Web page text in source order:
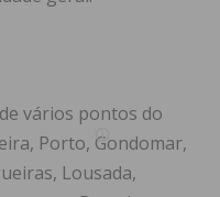
vários pontos do
Porto, Gondomar,
Lousada,